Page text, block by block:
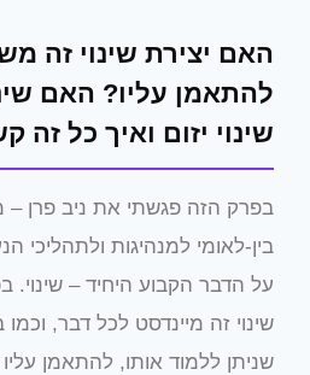
האם יצירת שינוי זה
להתאמן עליו? האם
שינוי יזום ואיך כל זה
בפרק הזה פגשתי את ניב פרן –
בין-לאומי למנהיגות ולתהליכי
על הדבר הקבוע היחיד – שינוי.
שינוי זה מיינדסט לכל דבר,
שניתן ללמוד אותו, להתאמן